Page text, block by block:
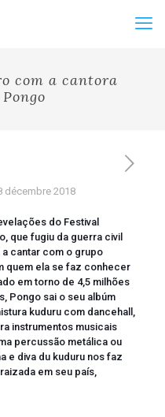
com a cantora
décembre 2018
do Festival
que fugiu da guerra civil
cantar com o grupo
quem ela se faz conhecer
em torno de 4,5 milhões
Pongo sai o seu albúm
kuduru com dancehall,
instrumentos musicais
percussão metálica ou
e diva du kuduru nos faz
em seu país,